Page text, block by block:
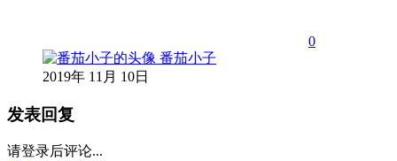
0
番茄小子
2019年 11月 10日
发表回复
请登录后评论...